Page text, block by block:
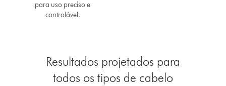
para uso preciso e
controlável.
Resultados projetados para
todos os tipos de cabelo